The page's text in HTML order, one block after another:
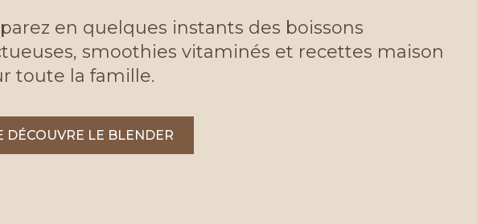
en quelques instants des boissons
smoothies vitaminés et recettes maison
toute la famille.
DÉCOUVRE LE BLENDER